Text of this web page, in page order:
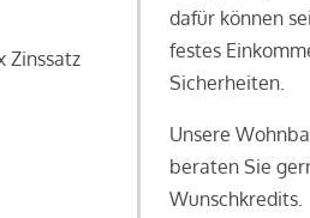
Zinssatz
dafür können
festes
Sicherheiten.
Unsere
beraten Sie
Wunschkredits.